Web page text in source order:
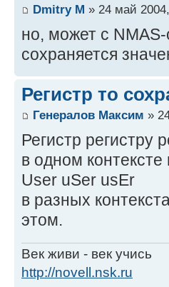
Dmitry M » 24 май
но, может с
сохраняется
Регистр то
Генералов Максим »
Регистр регистру
в одном
User uSer usEr
в разных
этом.
Век живи - век учись
http://novell.nsk.ru